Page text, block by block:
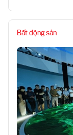
Bất động sản